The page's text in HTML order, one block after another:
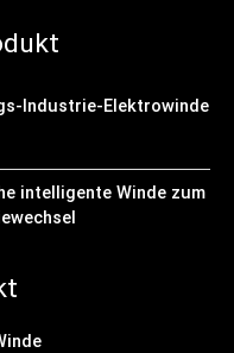
Industrie-Elektrowinde
intelligente Winde zum